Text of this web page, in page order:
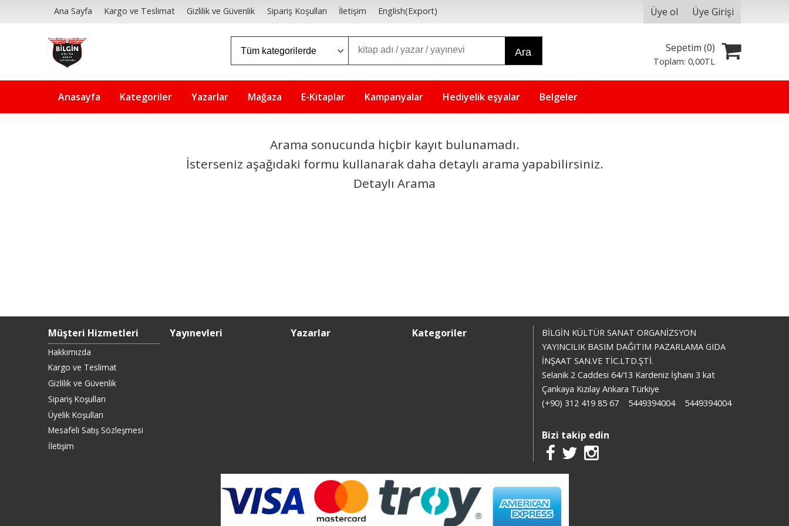
Ana Sayfa Kargo ve Teslimat Gizlilik ve Güvenlik Sipariş Koşulları İletişim English(Export) Üye ol Üye Girişi
Ara Sepetim (0)
Toplam:0,00TL
Anasayfa Kategoriler Yazarlar Mağaza E-Kitaplar Kampanyalar Hediyelik eşyalar Belgeler
Arama sonucunda hiçbir kayıt bulunamadı.
İsterseniz aşağıdaki formu kullanarak daha detaylı arama yapabilirsiniz.
Detaylı Arama
Müşteri Hizmetleri
Hakkımızda
Kargo ve Teslimat
Gizlilik ve Güvenlik
Sipariş Koşulları
Üyelik Koşulları
Mesafeli Satış Sözleşmesi
İletişim
Yayınevleri Yazarlar Kategoriler
BİLGİN KÜLTÜR SANAT ORGANİZSYON
YAYINCILIK BASIM DAĞITIM PAZARLAMA GIDA
İNŞAAT SAN.VE TİC.LTD.ŞTİ.
Selanik 2 Caddesi 64/13 Kardeniz İşhanı 3 kat
Çankaya Kızılay Ankara Türkiye
(+90) 312 419 85 67
5449394004 5449394004
Bizi takip edin